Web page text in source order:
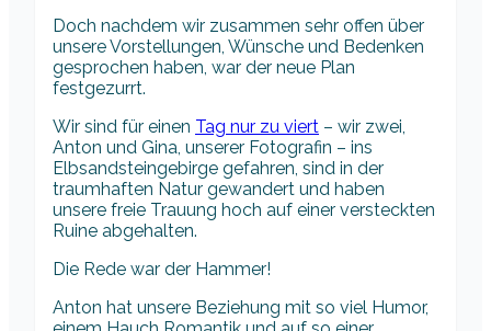
Doch nachdem wir zusammen sehr offen über
unsere Vorstellungen, Wünsche und Bedenken
gesprochen haben, war der neue Plan
festgezurrt.
Wir sind für einen Tag nur zu viert – wir zwei,
Anton und Gina, unserer Fotografin – ins
Elbsandsteingebirge gefahren, sind in der
traumhaften Natur gewandert und haben
unsere freie Trauung hoch auf einer versteckten
Ruine abgehalten.
Die Rede war der Hammer!
Anton hat unsere Beziehung mit so viel Humor,